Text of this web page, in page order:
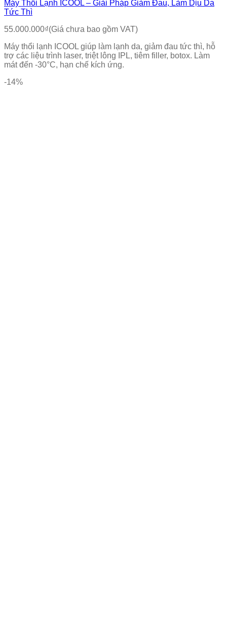
Máy Thổi Lạnh ICOOL – Giải Pháp Giảm Đau, Làm Dịu Da
Tức Thì
55.000.000₫(Giá chưa bao gồm VAT)
Máy thổi lạnh ICOOL giúp làm lạnh da, giảm đau tức thì, hỗ
trợ các liệu trình laser, triệt lông IPL, tiêm filler, botox. Làm
mát đến -30°C, hạn chế kích ứng.
-14%